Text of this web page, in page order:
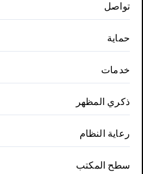
تواصل
حماية
خدمات
ذكري المظهر
رعاية النظام
سطح المكتب